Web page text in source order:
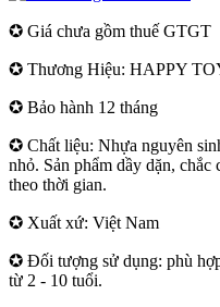
✪ Giá chưa gồm thuế GTGT
✪ Thương Hiệu: HAPPY
✪ Bảo hành 12 tháng
✪ Chất liệu: Nhựa nguyên
nhỏ. Sản phẩm dầy dặn, chắc
theo thời gian.
✪ Xuất xứ: Việt Nam
✪ Đối tượng sử dụng: phù
từ 2 - 10 tuổi.